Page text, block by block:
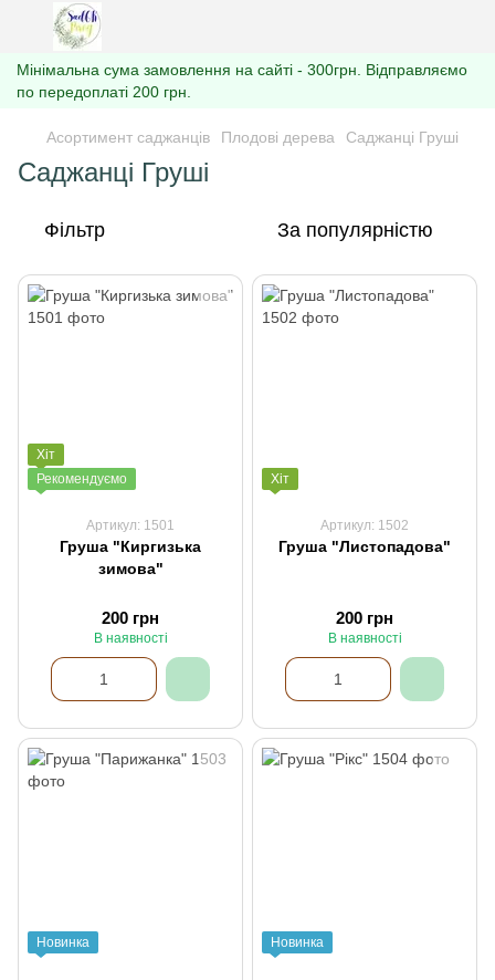
Мінімальна сума замовлення на сайті - 300грн. Відправляємо
по передоплаті 200 грн.
Асортимент саджанців Плодові дерева Саджанці Груші
Саджанці Груші
Фільтр За популярністю
Хіт
Рекомендуємо
Артикул: 1501
Груша "Киргизька
зимова"
200 грн
В наявності
Хіт
Артикул: 1502
Груша "Листопадова"
200 грн
В наявності
Новинка Новинка